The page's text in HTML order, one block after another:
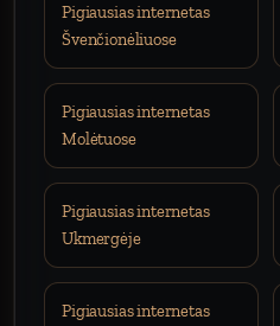
Pigiausias internetas
Švenčionėliuose
Pigiausias internetas
Molėtuose
Pigiausias internetas
Ukmergėje
Pigiausias internetas